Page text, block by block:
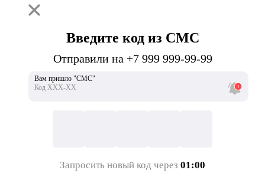
Введите код из СМС
Отправили на +7 999 999-99-99
Вам пришло "СМС"
Код ХХХ-ХХ
Запросить новый код через 01:00